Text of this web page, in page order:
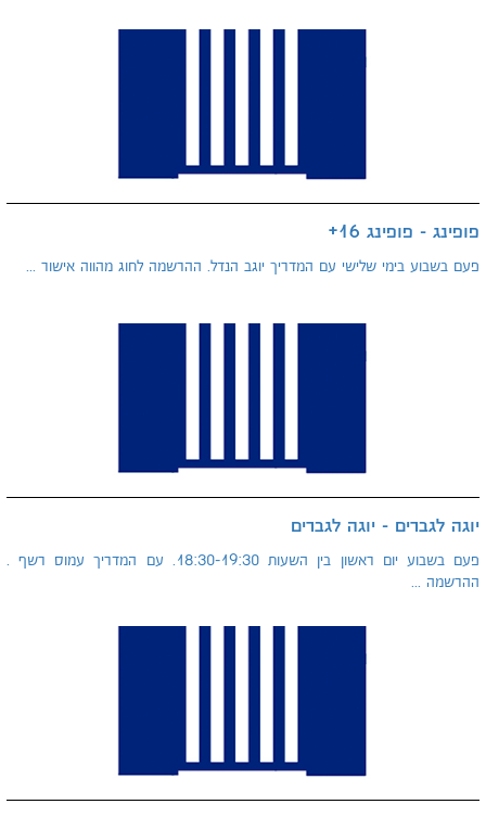
פופינג - פופינג 16+
פעם בשבוע בימי שלישי עם המדריך יוגב הנדל. ההרשמה לחוג מהווה אישור ...
יוגה לגברים - יוגה לגברים
פעם בשבוע יום ראשון בין השעות 18:30-19:30. עם המדריך עמוס רשף .
ההרשמה ...